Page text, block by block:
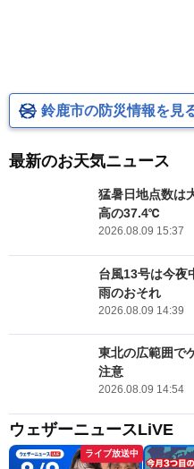
鈴鹿市の防災情報を見
最新のお天気ニュース
猛暑日地点数は
高の37.4℃
2026.08.09 15:37
台風13号は今
雨のおそれ
2026.08.09 14:39
東北の広範囲で
注意
2026.08.09 14:54
ウェザーニュースLiVE
ライブ放送中